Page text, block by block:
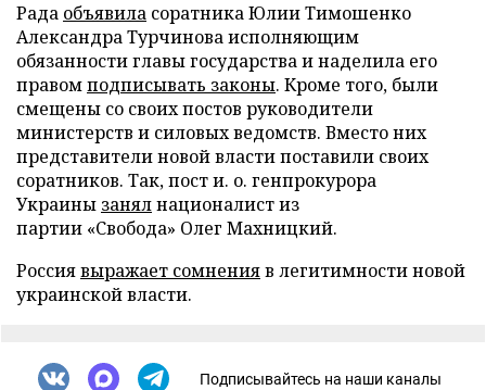
Рада объявила соратника Юлии Тимошенко
Александра Турчинова исполняющим
обязанности главы государства и наделила его
правомподписывать законы. Кроме того, были
смещены со своих постов руководители
министерств и силовых ведомств. Вместо них
представители новой власти поставили своих
соратников. Так, пост и. о. генпрокурора
Украины занялнационалист из
партии «Свобода» Олег Махницкий.
Россиявыражает сомненияв легитимности новой
украинской власти.
Подписывайтесь на наши каналы